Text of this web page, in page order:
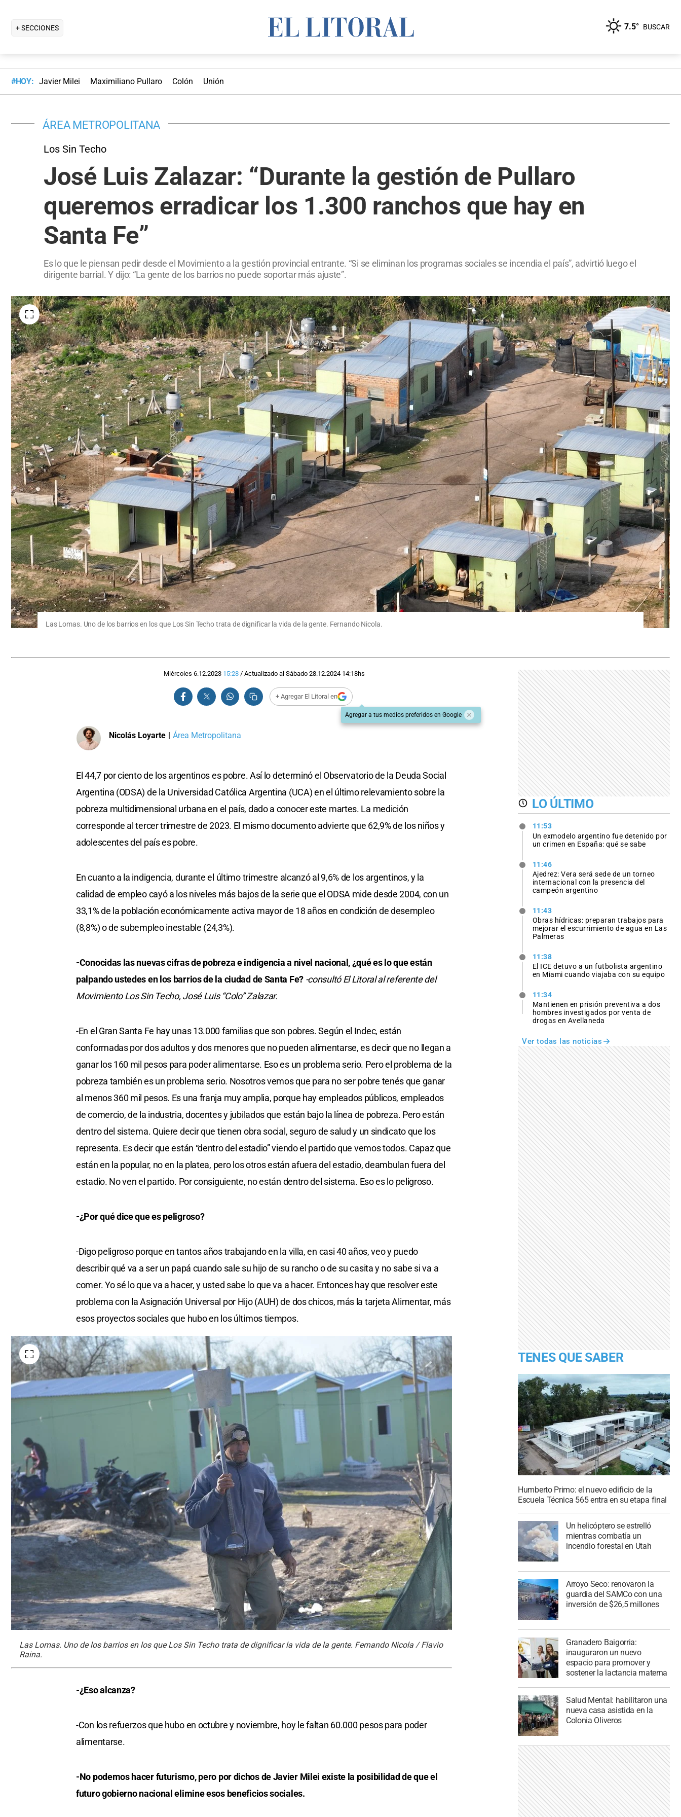
+ SECCIONES 7.5° BUSCAR
#HOY: Javier Milei Maximiliano Pullaro Colón Unión
ÁREA METROPOLITANA
Los Sin Techo
José Luis Zalazar: “Durante la gestión de Pullaro
queremos erradicar los 1.300 ranchos que hay en
Santa Fe”
Es lo que le piensan pedir desde el Movimiento a la gestión provincial entrante. “Si se eliminan los programas sociales se incendia el país”, advirtió luego el
dirigente barrial. Y dijo: “La gente de los barrios no puede soportar más ajuste”.
Las Lomas. Uno de los barrios en los que Los Sin Techo trata de dignificar la vida de la gente. Fernando Nicola.
Miércoles 6.12.2023 15:28/ Actualizado al Sábado 28.12.2024 14:18hs
+ Agregar El Litoral en
Agregar a tus medios preferidos en Google
Nicolás Loyarte | Área Metropolitana
El 44,7 por ciento de los argentinos es pobre. Así lo determinó el Observatorio de la Deuda Social
Argentina (ODSA) de la Universidad Católica Argentina (UCA) en el último relevamiento sobre la
pobreza multidimensional urbana en el país, dado a conocer este martes. La medición
corresponde al tercer trimestre de 2023. El mismo documento advierte que 62,9% de los niños y
adolescentes del país es pobre.
En cuanto a la indigencia, durante el último trimestre alcanzó al 9,6% de los argentinos, y la
calidad de empleo cayó a los niveles más bajos de la serie que el ODSA mide desde 2004, con un
33,1% de la población económicamente activa mayor de 18 años en condición de desempleo
(8,8%) o de subempleo inestable (24,3%).
-Conocidas las nuevas cifras de pobreza e indigencia a nivel nacional, ¿qué es lo que están
palpando ustedes en los barrios de la ciudad de Santa Fe?-consultó El Litoral al referente del
Movimiento Los Sin Techo, José Luis “Colo” Zalazar.
-En el Gran Santa Fe hay unas 13.000 familias que son pobres. Según el Indec, están
conformadas por dos adultos y dos menores que no pueden alimentarse, es decir que no llegan a
ganar los 160 mil pesos para poder alimentarse. Eso es un problema serio. Pero el problema de la
pobreza también es un problema serio. Nosotros vemos que para no ser pobre tenés que ganar
al menos 360 mil pesos. Es una franja muy amplia, porque hay empleados públicos, empleados
de comercio, de la industria, docentes y jubilados que están bajo la línea de pobreza. Pero están
dentro del sistema. Quiere decir que tienen obra social, seguro de salud y un sindicato que los
representa. Es decir que están “dentro del estadio” viendo el partido que vemos todos. Capaz que
están en la popular, no en la platea, pero los otros están afuera del estadio, deambulan fuera del
estadio. No ven el partido. Por consiguiente, no están dentro del sistema. Eso es lo peligroso.
-¿Por qué dice que es peligroso?
-Digo peligroso porque en tantos años trabajando en la villa, en casi 40 años, veo y puedo
describir qué va a ser un papá cuando sale su hijo de su rancho o de su casita y no sabe si va a
comer. Yo sé lo que va a hacer, y usted sabe lo que va a hacer. Entonces hay que resolver este
problema con la Asignación Universal por Hijo (AUH) de dos chicos, más la tarjeta Alimentar, más
esos proyectos sociales que hubo en los últimos tiempos.
Las Lomas. Uno de los barrios en los que Los Sin Techo trata de dignificar la vida de la gente. Fernando Nicola / Flavio
Raina.
-¿Eso alcanza?
-Con los refuerzos que hubo en octubre y noviembre, hoy le faltan 60.000 pesos para poder
alimentarse.
-No podemos hacer futurismo, pero por dichos de Javier Milei existe la posibilidad de que el
futuro gobierno nacional elimine esos beneficios sociales.
LO ÚLTIMO
11:53
Un exmodelo argentino fue detenido por
un crimen en España: qué se sabe
11:46
Ajedrez: Vera será sede de un torneo
internacional con la presencia del
campeón argentino
11:43
Obras hídricas: preparan trabajos para
mejorar el escurrimiento de agua en Las
Palmeras
11:38
El ICE detuvo a un futbolista argentino
en Miami cuando viajaba con su equipo
11:34
Mantienen en prisión preventiva a dos
hombres investigados por venta de
drogas en Avellaneda
Ver todas las noticias
TENES QUE SABER
Humberto Primo: el nuevo edificio de la
Escuela Técnica 565 entra en su etapa final
Un helicóptero se estrelló
mientras combatía un
incendio forestal en Utah
Arroyo Seco: renovaron la
guardia del SAMCo con una
inversión de $26,5 millones
Granadero Baigorria:
inauguraron un nuevo
espacio para promover y
sostener la lactancia materna
Salud Mental: habilitaron una
nueva casa asistida en la
Colonia Oliveros